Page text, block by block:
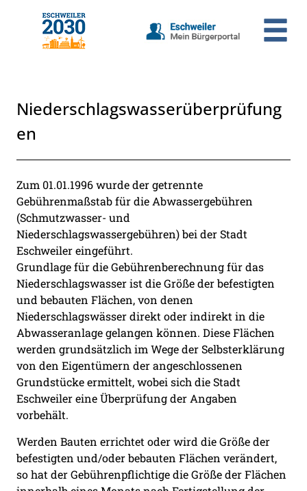
Zum Hauptinhalt springen
Niederschlagswasserüberprüfung
en
Beschreibung
Zum 01.01.1996 wurde der getrennte
Gebührenmaßstab für die Abwassergebühren
(Schmutzwasser- und
Niederschlagswassergebühren) bei der Stadt
Eschweiler eingeführt.
Grundlage für die Gebührenberechnung für das
Niederschlagswasser ist die Größe der befestigten
und bebauten Flächen, von denen
Niederschlagswässer direkt oder indirekt in die
Abwasseranlage gelangen können. Diese Flächen
werden grundsätzlich im Wege der Selbsterklärung
von den Eigentümern der angeschlossenen
Grundstücke ermittelt, wobei sich die Stadt
Eschweiler eine Überprüfung der Angaben
vorbehält.
Werden Bauten errichtet oder wird die Größe der
befestigten und/oder bebauten Flächen verändert,
so hat der Gebührenpflichtige die Größe der Flächen